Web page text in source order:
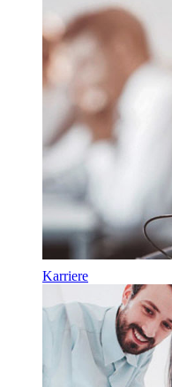
Karriere